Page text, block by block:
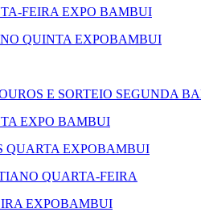
FEIRA EXPO BAMBUI
QUINTA EXPOBAMBUI
E SORTEIO SEGUNDA
EXPO BAMBUI
QUARTA EXPOBAMBUI
QUARTA-FEIRA
EXPOBAMBUI